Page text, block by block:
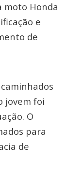
moto Honda
e
de
jovem foi
O
para
de